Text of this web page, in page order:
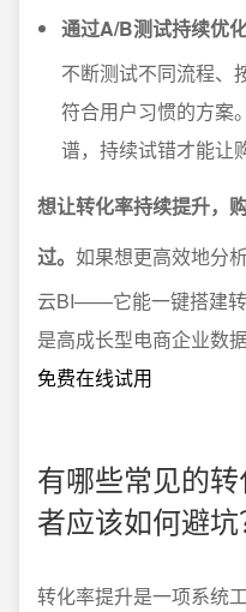
通过A/B测试持续优
不断测试不同流程、
符合用户习惯的方案
谱，持续试错才能让
想让转化率持续提升，
过。 如果想更高效地分
云BI——它能一键搭建转
是高成长型电商企业数
免费在线试用
有哪些常见的
者应该如何避坑
转化率提升是一项系统